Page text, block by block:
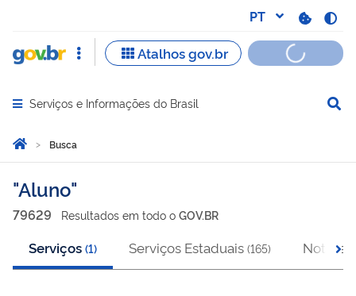
Abrir menu principal de navegação
Serviços e Informações do Brasil
Você está aqui:
Página Inicial
Busca
Busca
Aluno
79629 Resultados em todo o GOV.BR
Serviços (1) Serviços Estaduais (165) Notícias